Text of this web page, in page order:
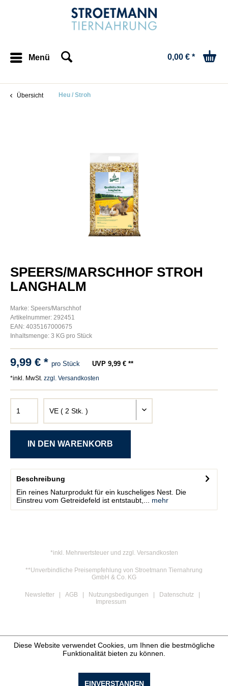
Menü 0,00 € *
Übersicht Heu / Stroh
SPEERS/MARSCHHOF STROH
LANGHALM
Marke: Speers/Marschhof
Artikelnummer: 292451
EAN: 4035167000675
Inhaltsmenge: 3 KG pro Stück
9,99 € * pro Stück UVP 9,99 € **
*inkl. MwSt. zzgl. Versandkosten
Beschreibung
Ein reines Naturprodukt für ein kuscheliges Nest. Die
Einstreu vom Getreidefeld ist entstaubt,...
mehr
*inkl. Mehrwertsteuer und zzgl. Versandkosten
**Unverbindliche Preisempfehlung von Stroetmann Tiernahrung
GmbH & Co. KG
Newsletter AGB Nutzungsbedigungen
Datenschutz
Impressum
Diese Website verwendet Cookies, um Ihnen die bestmögliche
Funktionalität bieten zu können.
EINVERSTANDEN